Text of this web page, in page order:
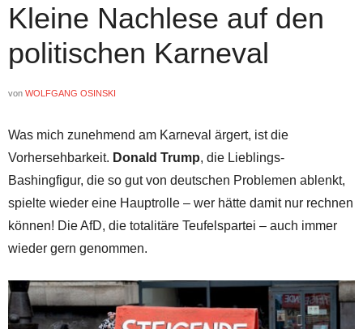
Kleine Nachlese auf den
politischen Karneval
von WOLFGANG OSINSKI
Was mich zunehmend am Karneval ärgert, ist die
Vorhersehbarkeit. Donald Trump, die Lieblings-
Bashingfigur, die so gut von deutschen Problemen ablenkt,
spielte wieder eine Hauptrolle – wer hätte damit nur rechnen
können! Die AfD, die totalitäre Teufelspartei – auch immer
wieder gern genommen.